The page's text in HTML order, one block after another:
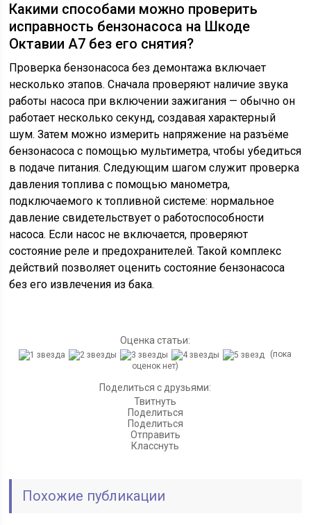
Какими способами можно проверить
исправность бензонасоса на Шкоде
Октавии А7 без его снятия?
Проверка бензонасоса без демонтажа включает
несколько этапов. Сначала проверяют наличие звука
работы насоса при включении зажигания — обычно он
работает несколько секунд, создавая характерный
шум. Затем можно измерить напряжение на разъёме
бензонасоса с помощью мультиметра, чтобы убедиться
в подаче питания. Следующим шагом служит проверка
давления топлива с помощью манометра,
подключаемого к топливной системе: нормальное
давление свидетельствует о работоспособности
насоса. Если насос не включается, проверяют
состояние реле и предохранителей. Такой комплекс
действий позволяет оценить состояние бензонасоса
без его извлечения из бака.
Оценка статьи:
(пока
оценок нет)
Поделиться с друзьями:
Твитнуть
Поделиться
Поделиться
Отправить
Класснуть
Похожие публикации